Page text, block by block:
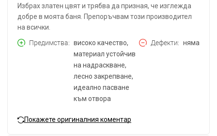
Избрах златен цвят и трябва да призная, че изглежда
добре в моята баня. Препоръчвам този производител
на всички.
Предимства
високо качество,
материал устойчив
на надраскване,
лесно закрепване,
идеално пасване
към отвора
Дефекти няма
Покажете оригиналния коментар